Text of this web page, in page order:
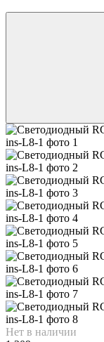
Нет в наличии